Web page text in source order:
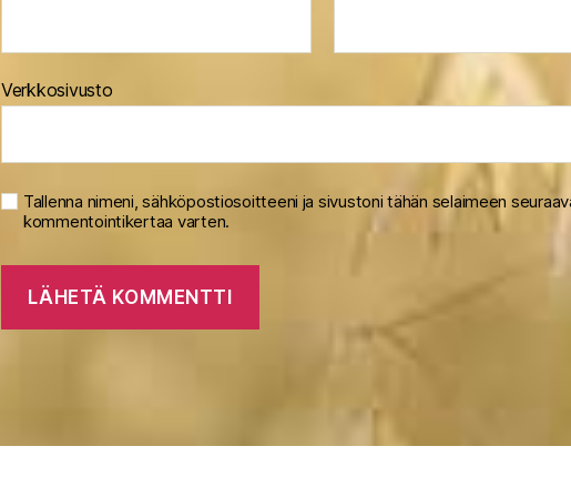
Verkkosivusto
Tallenna nimeni, sähköpostiosoitteeni ja sivustoni tähän selaimeen
kommentointikertaa varten.